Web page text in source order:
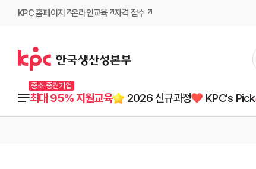
KPC 홈페이지 온라인교육 자격 접수
중소·중견기업
최대 95% 지원교육 2026 신규과정 KPC's Pick